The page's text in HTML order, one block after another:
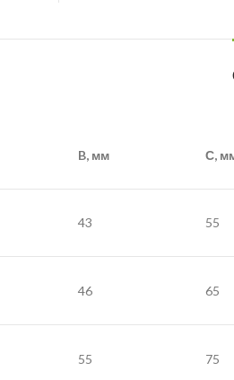
B, мм С,
43 55
46 65
55 75